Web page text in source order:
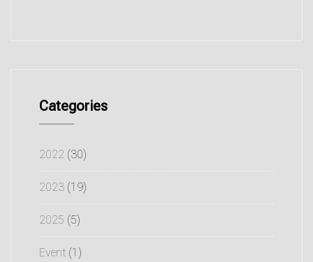
Categories
2022 (30)
2023 (19)
2025 (5)
Event (1)